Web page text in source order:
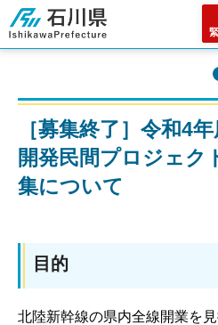
石川県
［募集終了］令和4
開発民間プロジェク
集について
目的
北陸新幹線の県内全線開業を